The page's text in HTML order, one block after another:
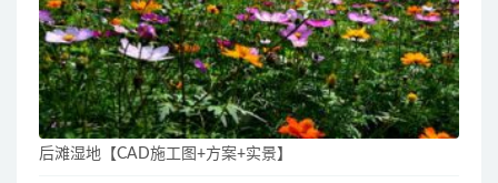
后滩湿地【CAD施工图+方案+实景】